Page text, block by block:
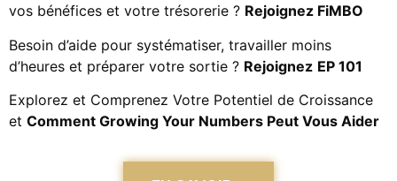
vos bénéfices et votre trésorerie ? Rejoignez FiMBO
Besoin d’aide pour systématiser, travailler moins
d’heures et préparer votre sortie ? Rejoignez EP 101
Explorez et Comprenez Votre Potentiel de Croissance
et Comment Growing Your Numbers Peut Vous Aider